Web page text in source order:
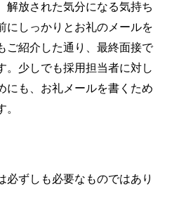
解放された気分になる気持ち
にしっかりとお礼のメールを
ご紹介した通り、最終面接で
。少しでも採用担当者に対し
にも、お礼メールを書くため
必ずしも必要なものではあり